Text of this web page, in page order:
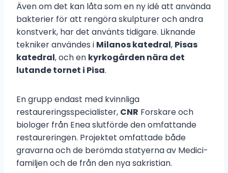
Även om det kan låta som en ny idé att använda
bakterier för att rengöra skulpturer och andra
konstverk, har det använts tidigare. Liknande
tekniker användes i Milanos katedral, Pisas
katedral, och en kyrkogården nära det
lutande tornet i Pisa.
En grupp endast med kvinnliga
restaureringsspecialister, CNR Forskare och
biologer från Enea slutförde den omfattande
restaureringen. Projektet omfattade både
gravarna och de berömda statyerna av Medici-
familjen och de från den nya sakristian.